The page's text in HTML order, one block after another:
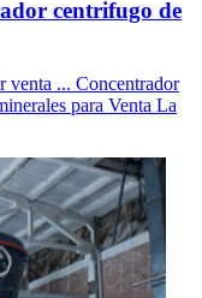
centrifugo de
venta ... Concentrador
para Venta La